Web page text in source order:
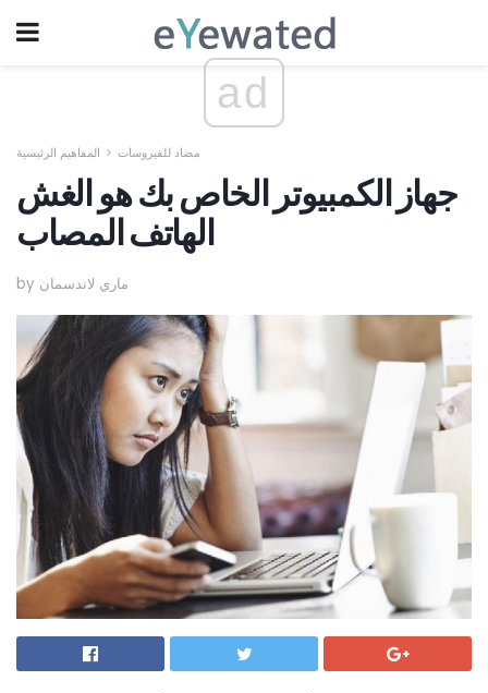
ad
مضاد للفيروسات المفاهيم الرئيسية
جهاز الكمبيوتر الخاص بك هو الغش
الهاتف المصاب
by ماري لاندسمان